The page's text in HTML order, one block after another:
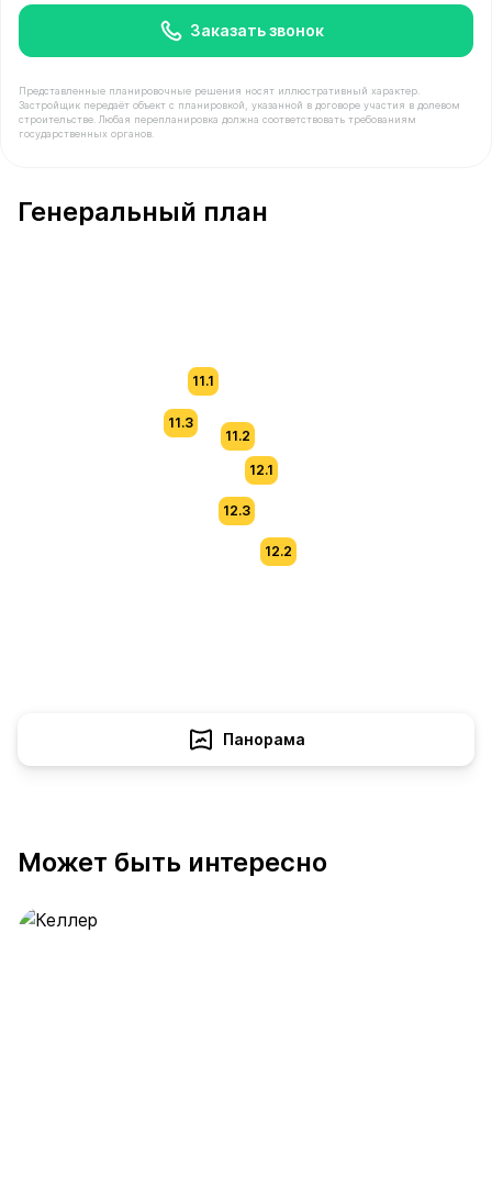
Заказать звонок
Представленные планировочные решения носят иллюстративный характер.
Застройщик передаёт объект с планировкой, указанной в договоре участия в долевом
строительстве. Любая перепланировка должна соответствовать требованиям
государственных органов.
Генеральный план
11.3
11.1
11.2
12.1
12.2
12.3
Панорама
Может быть интересно